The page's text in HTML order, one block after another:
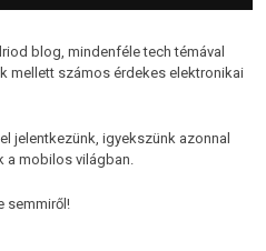
blog, mindenféle tech témával
mellett számos érdekes elektronikai
jelentkezünk, igyekszünk azonnal
a mobilos világban.
semmiről!